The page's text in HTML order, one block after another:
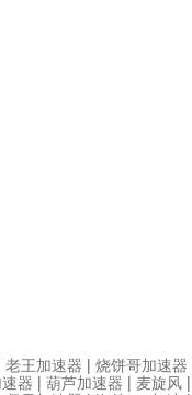
老王加速器 | 烧饼哥加速器
器 | 葫芦加速器 | 麦旋风 |